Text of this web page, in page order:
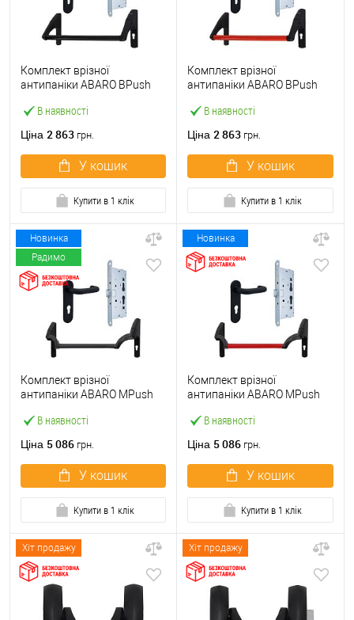
В наявності
Комплект врізної
антипаніки ABARO BPush
чорний із замком та ручкою
Ціна 2 863 грн.
У кошик
Купити в 1 клік
В наявності
Комплект врізної
антипаніки ABARO BPush
червоний із замком та
Ціна 2 863 грн.
У кошик
Купити в 1 клік
Новинка
Радимо
В наявності
Комплект врізної
антипаніки ABARO МPush
чорний із замком та ручкою
Ціна 5 086 грн.
У кошик
Купити в 1 клік
Новинка
В наявності
Комплект врізної
антипаніки ABARO МPush
червоний із замком та
Ціна 5 086 грн.
У кошик
Купити в 1 клік
Хіт продажу Хіт продажу